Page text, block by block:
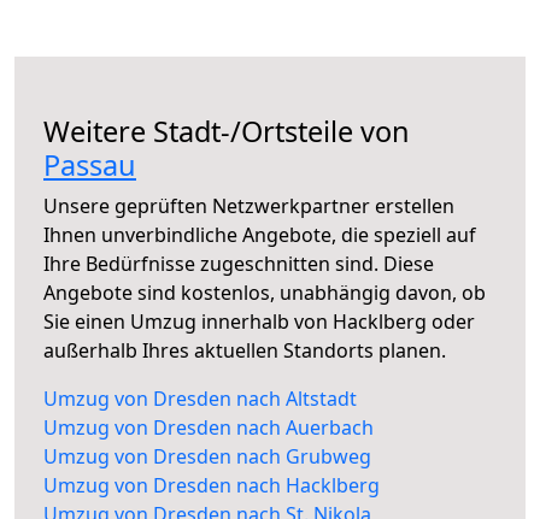
Weitere Stadt-/Ortsteile von
Passau
Unsere geprüften Netzwerkpartner erstellen
Ihnen unverbindliche Angebote, die speziell auf
Ihre Bedürfnisse zugeschnitten sind. Diese
Angebote sind kostenlos, unabhängig davon, ob
Sie einen Umzug innerhalb von Hacklberg oder
außerhalb Ihres aktuellen Standorts planen.
Umzug von Dresden nach Altstadt
Umzug von Dresden nach Auerbach
Umzug von Dresden nach Grubweg
Umzug von Dresden nach Hacklberg